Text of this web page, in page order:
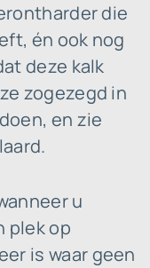
die
én ook nog
deze kalk
zogezegd in
en zie
u
plek op
is waar geen